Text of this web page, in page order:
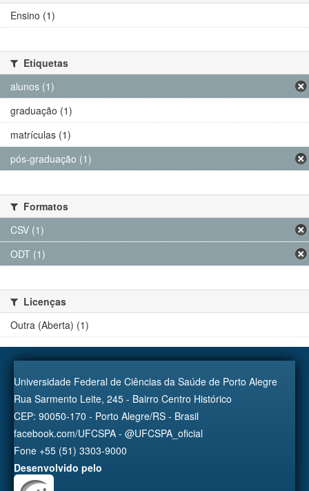
Ensino (1)
Etiquetas
alunos (1)
graduação (1)
matrículas (1)
pós-graduação (1)
Formatos
CSV (1)
ODT (1)
Licenças
Outra (Aberta) (1)
Universidade Federal de Ciências da Saúde de Porto Alegre
Rua Sarmento Leite, 245 - Bairro Centro Histórico
CEP: 90050-170 - Porto Alegre/RS - Brasil
facebook.com/UFCSPA - @UFCSPA_oficial
Fone +55 (51) 3303-9000
Desenvolvido pelo